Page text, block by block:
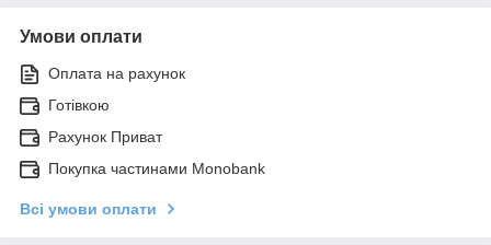
Умови оплати
Оплата на рахунок
Готівкою
Рахунок Приват
Покупка частинами Monobank
Всі умови оплати